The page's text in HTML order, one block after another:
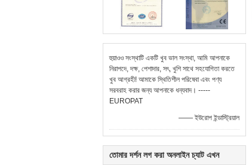
হুয়াওও সংস্থাটি একটি খুব ভাল সংস্থা, আমি আপনাকে
নিরাপদে, দক্ষ, পেশাদার, সৎ, খুশি সাথে সহযোগিতা করতে
খুব আগ্রহী! আমাকে স্থিতিশীল পরিষেবা এবং পণ্য
সরবরাহ করার জন্য আপনাকে ধন্যবাদ। -----
EUROPAT
—— ইউরোপ ইন্ডাস্ট্রিয়াল
তোমার দর্শন লগ করা অনলাইন চ্যাট এখন